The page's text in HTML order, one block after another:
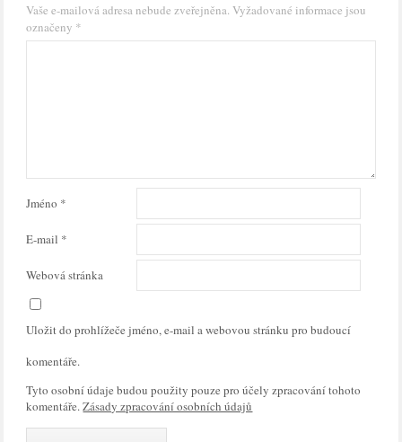
Vaše e-mailová adresa nebude zveřejněna. Vyžadované informace jsou
označeny *
Jméno *
E-mail *
Webová stránka
Uložit do prohlížeče jméno, e-mail a webovou stránku pro budoucí
komentáře.
Tyto osobní údaje budou použity pouze pro účely zpracování tohoto
komentáře.Zásady zpracování osobních údajů